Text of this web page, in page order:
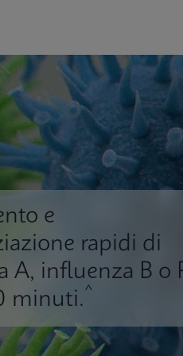
e
rapidi di
A, influenza B o
minuti.^